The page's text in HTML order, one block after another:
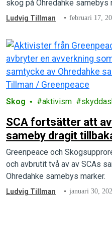
skog på Ohredahke samebys
Ludvig Tillman februari 17,
Skog aktivism
SCA fortsätter att
sameby dragit
Greenpeace och
och avbrutit två av av SCAs
Ohredahke samebys marker.
Ludvig Tillman januari 30,